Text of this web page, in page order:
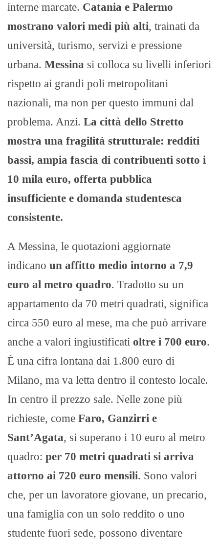
interne marcate. Catania e Palermo
mostrano valori medi più alti, trainati da
università, turismo, servizi e pressione
urbana. Messina si colloca su livelli inferiori
rispetto ai grandi poli metropolitani
nazionali, ma non per questo immuni dal
problema. Anzi. La città dello Stretto
mostra una fragilità strutturale: redditi
bassi, ampia fascia di contribuenti sotto i
10 mila euro, offerta pubblica
insufficiente e domanda studentesca
consistente.
A Messina, le quotazioni aggiornate
indicano un affitto medio intorno a 7,9
euro al metro quadro. Tradotto su un
appartamento da 70 metri quadrati, significa
circa 550 euro al mese, ma che può arrivare
anche a valori ingiustificati oltre i 700 euro.
È una cifra lontana dai 1.800 euro di
Milano, ma va letta dentro il contesto locale.
In centro il prezzo sale. Nelle zone più
richieste, come Faro, Ganzirri e
Sant’Agata, si superano i 10 euro al metro
quadro: per 70 metri quadrati si arriva
attorno ai 720 euro mensili. Sono valori
che, per un lavoratore giovane, un precario,
una famiglia con un solo reddito o uno
studente fuori sede, possono diventare